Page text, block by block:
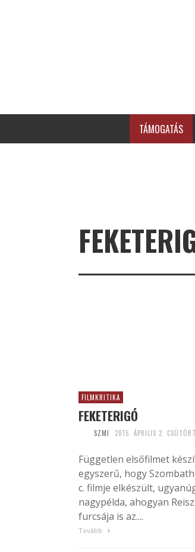
TÁMOGATÁS
FILMKRITIKA
FEKETERIGÓ
SZMI 2015. ÁPRILIS 2.
Független elsőfilmet
egyszerű, hogy
c. filmje elkészült,
nagypélda, ahogyan
furcsája is az....
Tovább